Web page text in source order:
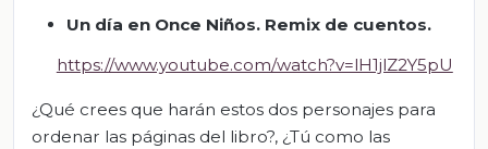
Un día en Once Niños. Remix de cuentos.
https://www.youtube.com/watch?v=lH1jlZ2Y5pU
¿Qué crees que harán estos dos personajes para
ordenar las páginas del libro?, ¿Tú como las